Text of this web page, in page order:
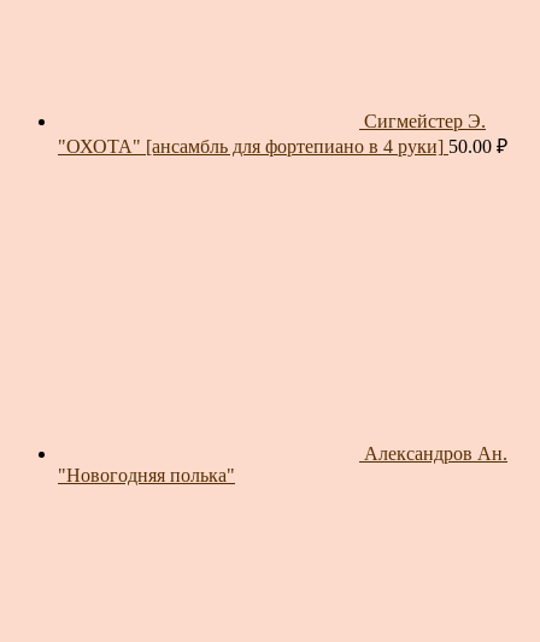
Сигмейстер Э.
"ОХОТА" [ансамбль для фортепиано в 4 руки] 50.00 ₽
Александров Ан.
"Новогодняя полька"